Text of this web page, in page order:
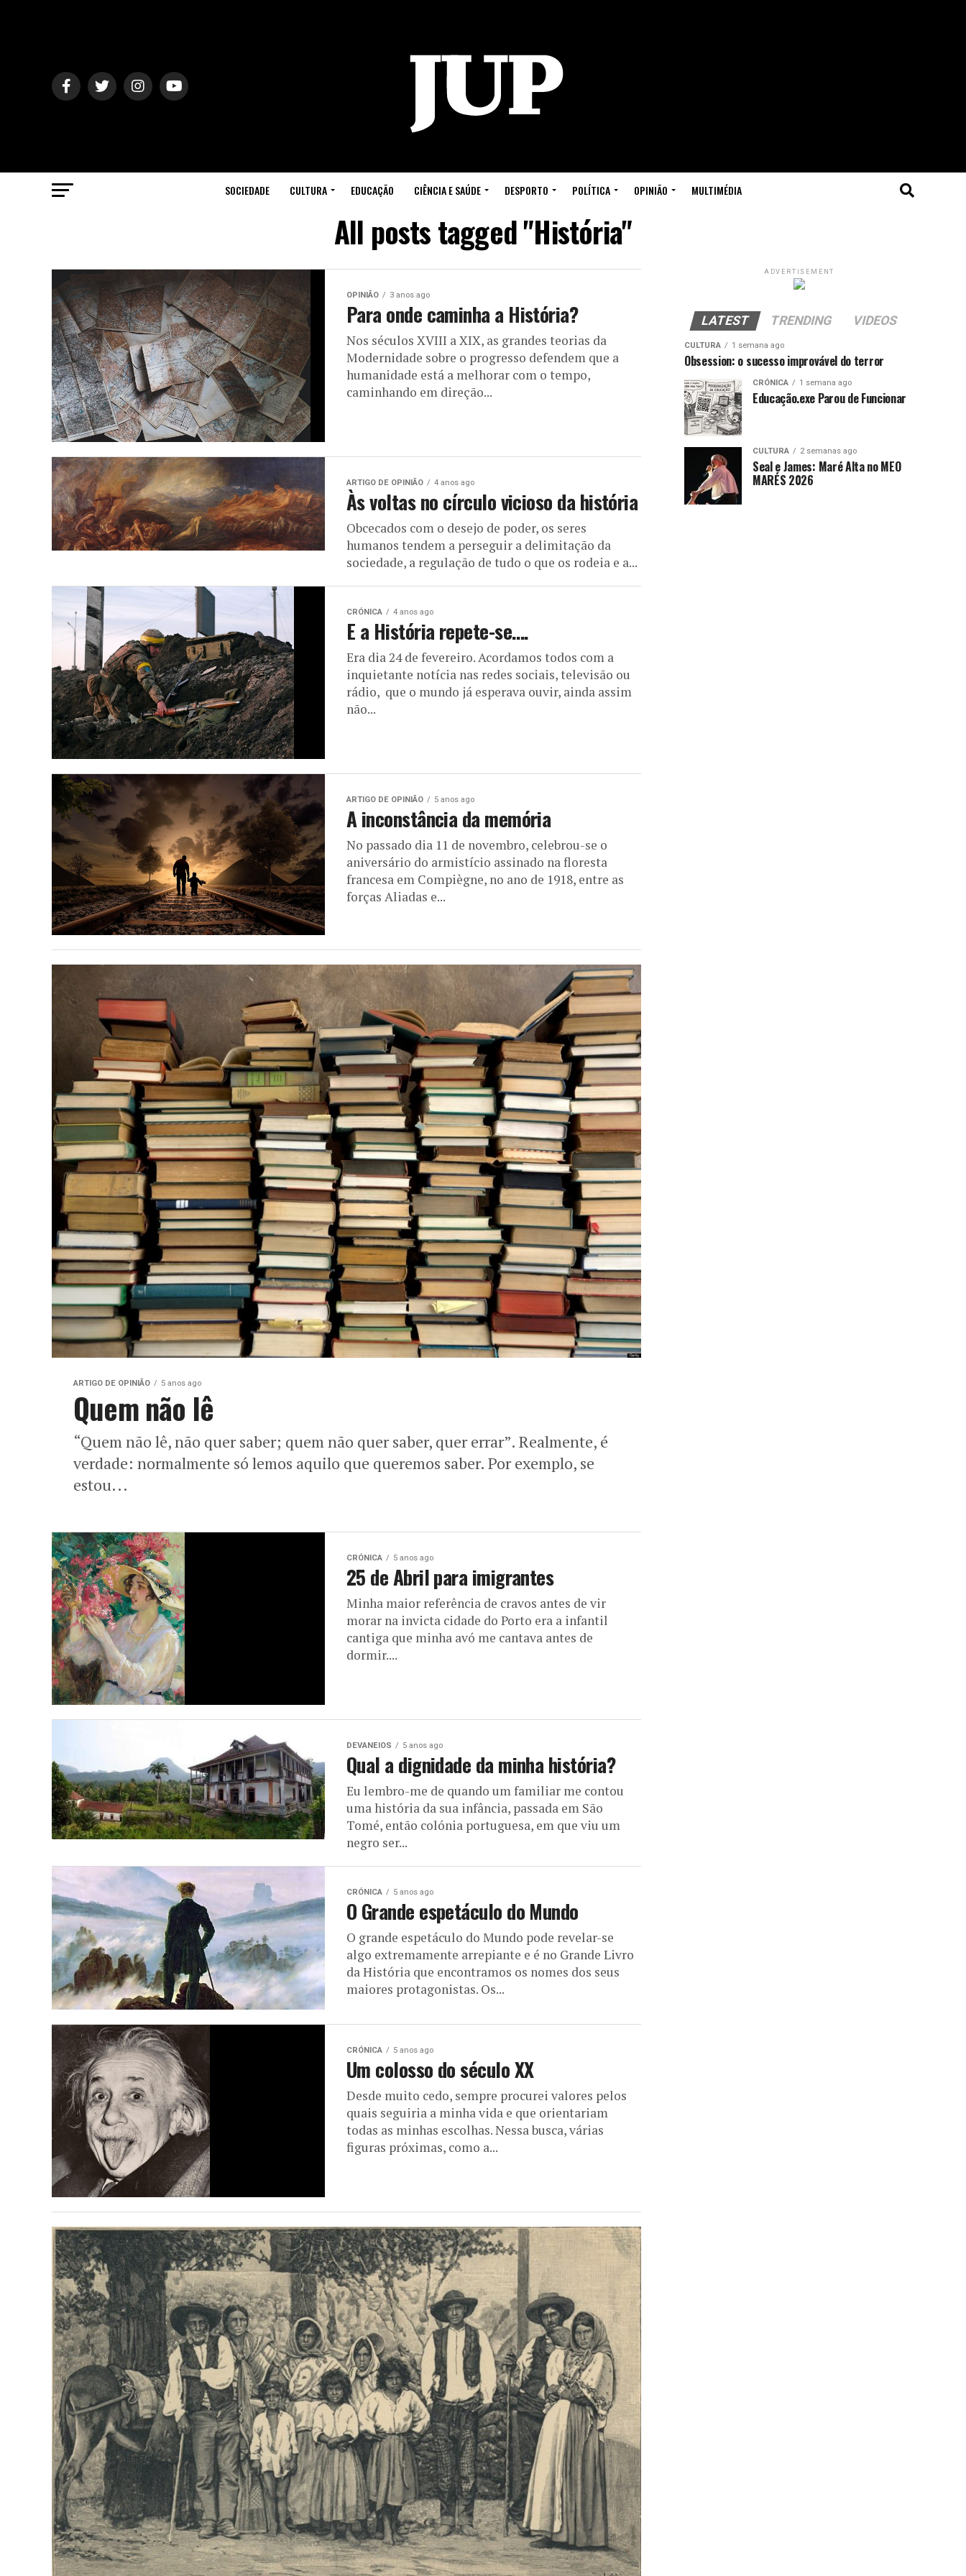
SOCIEDADE CULTURA EDUCAÇÃO CIÊNCIA E SAÚDE DESPORTO POLÍTICA OPINIÃO MULTIMÉDIA
All posts tagged "História"
OPINIÃO 3 anos ago
Para onde caminha a História?
Nos séculos XVIII a XIX, as grandes teorias da
Modernidade sobre o progresso defendem que a
humanidade está a melhorar com o tempo,
caminhando em direção...
ARTIGO DE OPINIÃO 4 anos ago
Às voltas no círculo vicioso da história
Obcecados com o desejo de poder, os seres
humanos tendem a perseguir a delimitação da
sociedade, a regulação de tudo o que os rodeia e a...
CRÓNICA 4 anos ago
E a História repete-se….
Era dia 24 de fevereiro. Acordamos todos com a
inquietante notícia nas redes sociais, televisão ou
rádio, que o mundo já esperava ouvir, ainda assim
não...
ARTIGO DE OPINIÃO 5 anos ago
A inconstância da memória
No passado dia 11 de novembro, celebrou-se o
aniversário do armistício assinado na floresta
francesa em Compiègne, no ano de 1918, entre as
forças Aliadas e...
ARTIGO DE OPINIÃO 5 anos ago
Quem não lê
“Quem não lê, não quer saber; quem não quer saber, quer errar”. Realmente, é
verdade: normalmente só lemos aquilo que queremos saber. Por exemplo, se
estou...
CRÓNICA 5 anos ago
25 de Abril para imigrantes
Minha maior referência de cravos antes de vir
morar na invicta cidade do Porto era a infantil
cantiga que minha avó me cantava antes de
dormir....
DEVANEIOS 5 anos ago
Qual a dignidade da minha história?
Eu lembro-me de quando um familiar me contou
uma história da sua infância, passada em São
Tomé, então colónia portuguesa, em que viu um
negro ser...
CRÓNICA 5 anos ago
O Grande espetáculo do Mundo
O grande espetáculo do Mundo pode revelar-se
algo extremamente arrepiante e é no Grande Livro
da História que encontramos os nomes dos seus
maiores protagonistas. Os...
CRÓNICA 5 anos ago
Um colosso do século XX
Desde muito cedo, sempre procurei valores pelos
quais seguiria a minha vida e que orientariam
todas as minhas escolhas. Nessa busca, várias
figuras próximas, como a...
ADVERTISEMENT
LATEST TRENDING VIDEOS
CULTURA 1 semana ago
Obsession: o sucesso improvável do terror
CRÓNICA 1 semana ago
Educação.exe Parou de Funcionar
CULTURA 2 semanas ago
Seal e James: Maré Alta no MEO
MARÉS 2026